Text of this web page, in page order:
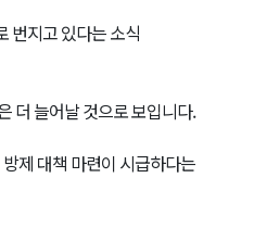
번지고 있다는 소식
더 늘어날 것으로 보입니다.
제 대책 마련이 시급하다는